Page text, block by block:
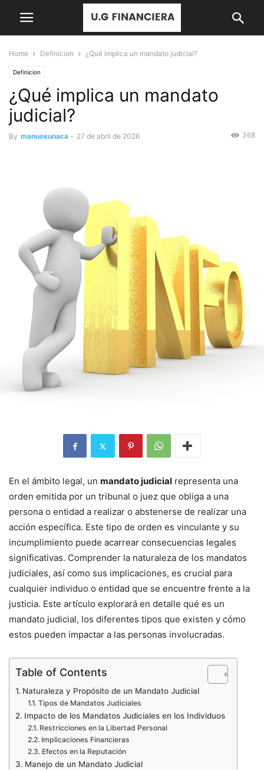
Home Definicion ¿Qué implica un mandato judicial?
Definicion
¿Qué implica un mandato
judicial?
By manuosunaca - 27 de abril de 2026 368
En el ámbito legal, un mandato judicial representa una
orden emitida por un tribunal o juez que obliga a una
persona o entidad a realizar o abstenerse de realizar una
acción específica. Este tipo de orden es vinculante y su
incumplimiento puede acarrear consecuencias legales
significativas. Comprender la naturaleza de los mandatos
judiciales, así como sus implicaciones, es crucial para
cualquier individuo o entidad que se encuentre frente a la
justicia. Este artículo explorará en detalle qué es un
mandato judicial, los diferentes tipos que existen y cómo
estos pueden impactar a las personas involucradas.
Table of Contents
Naturaleza y Propósito de un Mandato Judicial
Tipos de Mandatos Judiciales
Impacto de los Mandatos Judiciales en los Individuos
Restricciones en la Libertad Personal
Implicaciones Financieras
Efectos en la Reputación
Manejo de un Mandato Judicial